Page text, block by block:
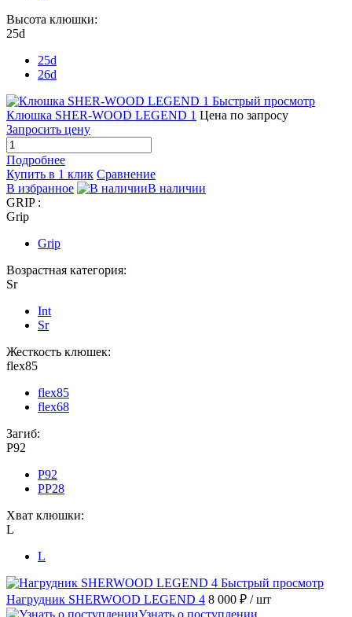
Высота клюшки:
25d
25d
26d
Быстрый просмотр
Клюшка SHER-WOOD LEGEND 1 Цена по запросу
Запросить цену
Подробнее
Купить в 1 клик Сравнение
В избранное
В наличии
GRIP :
Grip
Grip
Возрастная категория:
Sr
Int
Sr
Жесткость клюшек:
flex85
flex85
flex68
Загиб:
P92
P92
PP28
Хват клюшки:
L
L
Быстрый просмотр
Нагрудник SHERWOOD LEGEND 4 8 000 ₽ / шт
Узнать о поступлении